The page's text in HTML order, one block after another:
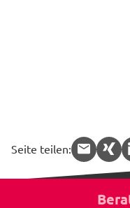
Seite teilen: